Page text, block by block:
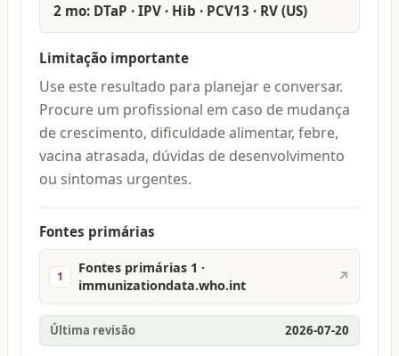
2 mo: DTaP · IPV · Hib · PCV13 · RV (US)
Limitação importante
Use este resultado para planejar e conversar.
Procure um profissional em caso de mudança
de crescimento, dificuldade alimentar, febre,
vacina atrasada, dúvidas de desenvolvimento
ou sintomas urgentes.
Fontes primárias
1
Fontes primárias 1 ·
immunizationdata.who.int
↗
Última revisão 2026-07-20